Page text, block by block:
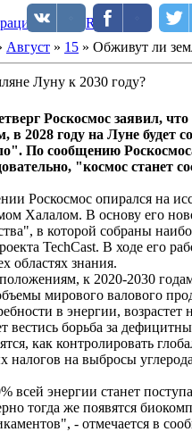
|Вход
RSS
Август » 15 » Обживут ли
Луну к 2030 году?
Роскосмос заявил, что
в 2028 году на Луне будет
По сообщению
"космос станет
Роскосмос опирался на
Халалом. В основу его
в которой собраны
TechCast. В ходе его
областях знания.
к 2020-2030
мирового валового
в энергии,
вестись борьба за
как контролировать
налогов на выбросы
всей энергии станет
тогда же появятся
- отмечается в